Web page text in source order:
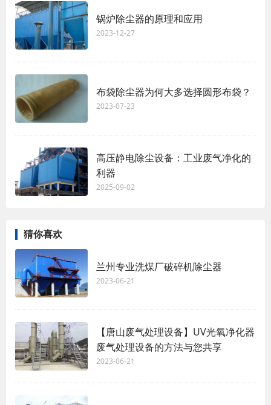
锅炉除尘器的原理和应用
2023-12-27
布袋除尘器为何大多选择圆形布袋？
2023-07-23
高压静电除尘设备：工业废气净化的
利器
2025-09-02
猜你喜欢
兰州专业洗煤厂破碎机除尘器
2023-06-21
【唐山废气处理设备】UV光氧净化器
废气处理设备的方法与您共享
2023-06-21